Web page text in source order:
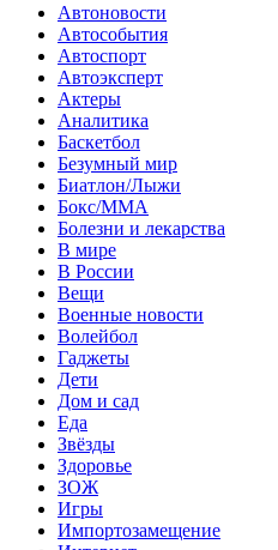
Автоновости
Автособытия
Автоспорт
Автоэксперт
Актеры
Аналитика
Баскетбол
Безумный мир
Биатлон/Лыжи
Бокс/MMA
Болезни и лекарства
В мире
В России
Вещи
Военные новости
Волейбол
Гаджеты
Дети
Дом и сад
Еда
Звёзды
Здоровье
ЗОЖ
Игры
Импортозамещение